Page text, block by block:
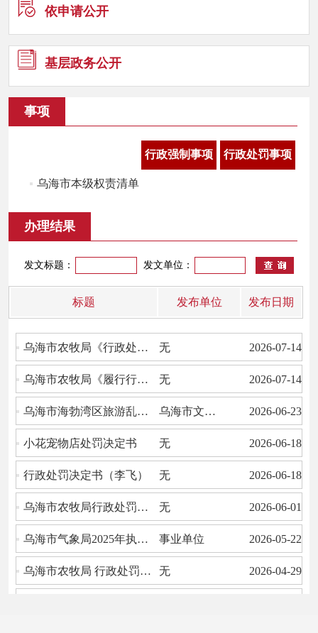
依申请公开
基层政务公开
事项
行政处罚事项
行政强制事项
乌海市本级权责清单
办理结果
发文标题： 发文单位：
标题 发布单位 发布日期
乌海市农牧局《行政处罚决定书》送达公... 2026-07-14
无
乌海市农牧局《履行行政处罚决定催告书... 2026-07-14
无
乌海市海勃湾区旅游乱象典型案例通报 2026-06-23
乌海市文体旅游广电局
小花宠物店处罚决定书 2026-06-18
无
行政处罚决定书（李飞） 2026-06-18
无
乌海市农牧局行政处罚事先告知书 乌农（... 2026-06-01
无
乌海市气象局2025年执法中无强制、处罚 2026-05-22
事业单位
乌海市农牧局 行政处罚决定书 乌农（动... 2026-04-29
无